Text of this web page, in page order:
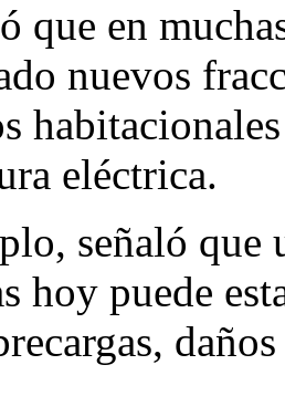
que en
nuevos
eléctrica.
señaló que
hoy puede